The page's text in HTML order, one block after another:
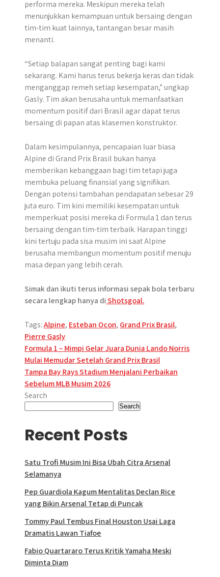
performa mereka. Meskipun mereka telah
menunjukkan kemampuan untuk bersaing dengan
tim-tim kuat lainnya, tantangan besar masih
menanti.
“Setiap balapan sangat penting bagi kami
sekarang. Kami harus terus bekerja keras dan tidak
menganggap remeh setiap kesempatan,” ungkap
Gasly. Tim akan berusaha untuk memanfaatkan
momentum positif dari Brasil agar dapat terus
bersaing di papan atas klasemen konstruktor.
Dalam kesimpulannya, pencapaian luar biasa
Alpine di Grand Prix Brasil bukan hanya
memberikan kebanggaan bagi tim tetapi juga
membuka peluang finansial yang signifikan.
Dengan potensi tambahan pendapatan sebesar 29
juta euro. Tim kini memiliki kesempatan untuk
memperkuat posisi mereka di Formula 1 dan terus
bersaing dengan tim-tim terbaik. Harapan tinggi
kini tertuju pada sisa musim ini saat Alpine
berusaha membangun momentum positif menuju
masa depan yang lebih cerah.
Simak dan ikuti terus informasi sepak bola terbaru
secara lengkap hanya diShotsgoal.
Tags:Alpine, Esteban Ocon, Grand Prix Brasil,
Pierre Gasly
Post
navigation
Formula 1 – Mimpi Gelar Juara Dunia Lando Norris
Mulai Memudar Setelah Grand Prix Brasil
Tampa Bay Rays Stadium Menjalani Perbaikan
Sebelum MLB Musim 2026
Search
Search
Recent Posts
Satu Trofi Musim Ini Bisa Ubah Citra Arsenal
Selamanya
Pep Guardiola Kagum Mentalitas Declan Rice
yang Bikin Arsenal Tetap di Puncak
Tommy Paul Tembus Final Houston Usai Laga
Dramatis Lawan Tiafoe
Fabio Quartararo Terus Kritik Yamaha Meski
Diminta Diam